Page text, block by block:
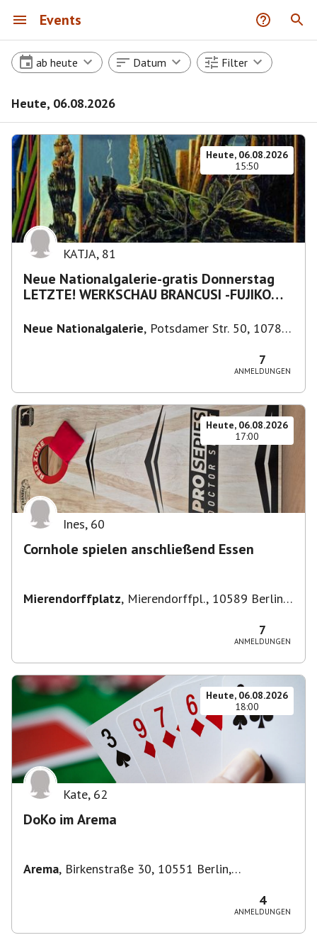
Events
ab heute Datum Filter
Heute, 06.08.2026
Heute, 06.08.2026
15:50
KATJA, 81
Neue Nationalgalerie-gratis Donnerstag
LETZTE! WERKSCHAU BRANCUSI -FUJIKO
Neue Nationalgalerie, Potsdamer Str. 50, 10785
7
ANMELDUNGEN
Heute, 06.08.2026
17:00
Ines, 60
Cornhole spielen anschließend Essen
Mierendorffplatz, Mierendorffpl., 10589 Berlin-
7
ANMELDUNGEN
Heute, 06.08.2026
18:00
Kate, 62
DoKo im Arema
Arema, Birkenstraße 30, 10551 Berlin,
4
ANMELDUNGEN